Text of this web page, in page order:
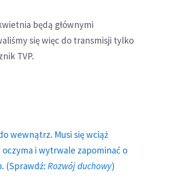
będą głównymi
się więc do transmisji tylko
TVP.
wewnątrz. Musi się wciąż
i wytrwale zapominać o
(Sprawdź: Rozwój duchowy)